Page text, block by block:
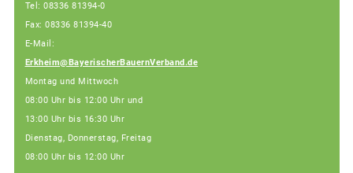
Tel: 08336 81394-0
Fax: 08336 81394-40
E-Mail:
Erkheim@BayerischerBauernVerband.de
Montag und Mittwoch
08:00 Uhr bis 12:00 Uhr und
13:00 Uhr bis 16:30 Uhr
Dienstag, Donnerstag, Freitag
08:00 Uhr bis 12:00 Uhr